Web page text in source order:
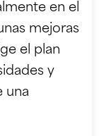
en el
mejoras
el plan
y
una